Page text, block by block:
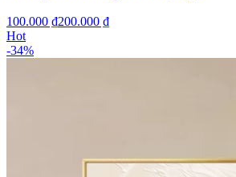
100.000 ₫200.000 ₫
Hot
-34%